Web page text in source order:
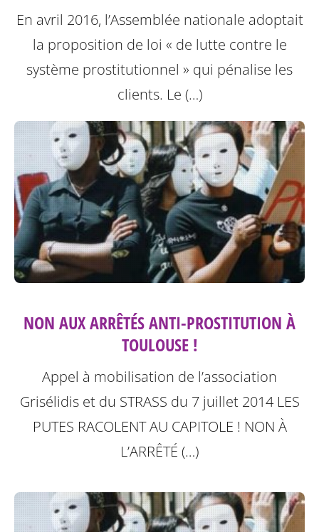
En avril 2016, l’Assemblée nationale adoptait
la proposition de loi « de lutte contre le
système prostitutionnel » qui pénalise les
clients. Le (…)
NON AUX ARRÊTÉS ANTI-PROSTITUTION À
TOULOUSE !
Appel à mobilisation de l’association
Grisélidis et du STRASS du 7 juillet 2014 LES
PUTES RACOLENT AU CAPITOLE ! NON À
L’ARRÊTÉ (…)